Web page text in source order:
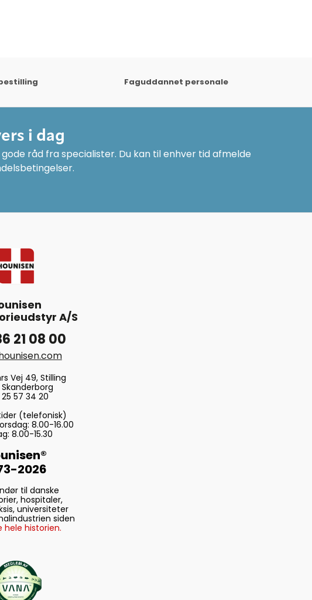
Faguddannet personale
i dag
råd fra specialister. Du kan til enhver tid afmelde
A/S
21 08 00
Vej 49, Stilling
25 57 34 20
(telefonisk)
8.00-16.00
8.00-15.30
2026
til danske
hospitaler,
universiteter
siden
hele historien.